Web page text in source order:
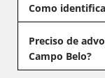
Como
Preciso de
Campo Belo?